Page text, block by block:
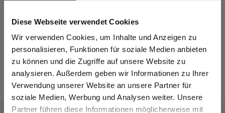
Diese Webseite verwendet Cookies
Wir verwenden Cookies, um Inhalte und Anzeigen zu
personalisieren, Funktionen für soziale Medien anbieten
zu können und die Zugriffe auf unsere Website zu
analysieren. Außerdem geben wir Informationen zu Ihrer
Verwendung unserer Website an unsere Partner für
soziale Medien, Werbung und Analysen weiter. Unsere
Partner führen diese Informationen möglicherweise mit
Passform
Das passt dazu
Sind Sie
Gewerbetreibender?
Ich bestätige, dass ich Gewerbetreibender bin. Alle
Preise werden netto ausgewiesen.